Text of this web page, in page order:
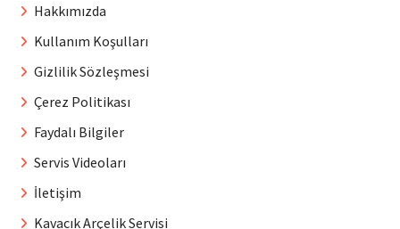
Hakkımızda
Kullanım Koşulları
Gizlilik Sözleşmesi
Çerez Politikası
Faydalı Bilgiler
Servis Videoları
İletişim
Kavacık Arçelik Servisi